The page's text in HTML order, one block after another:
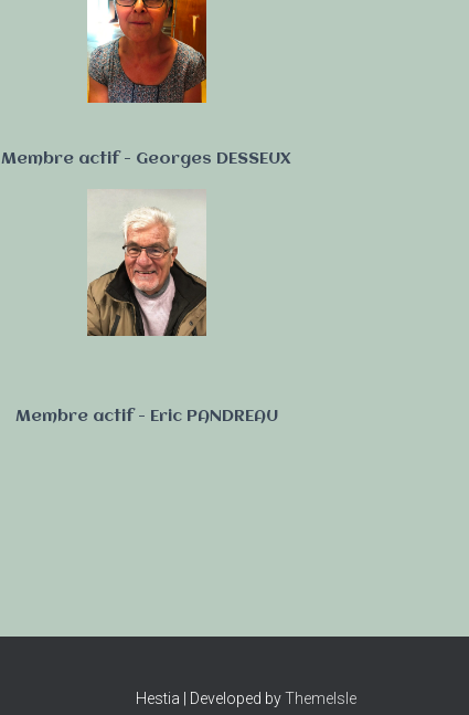
Membre actif - Georges DESSEUX
Membre actif - Eric PANDREAU
Hestia | Developed byThemeIsle